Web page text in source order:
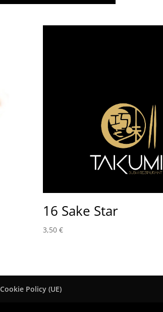
16 Sake Star
3,50 €
Cookie Policy (UE)